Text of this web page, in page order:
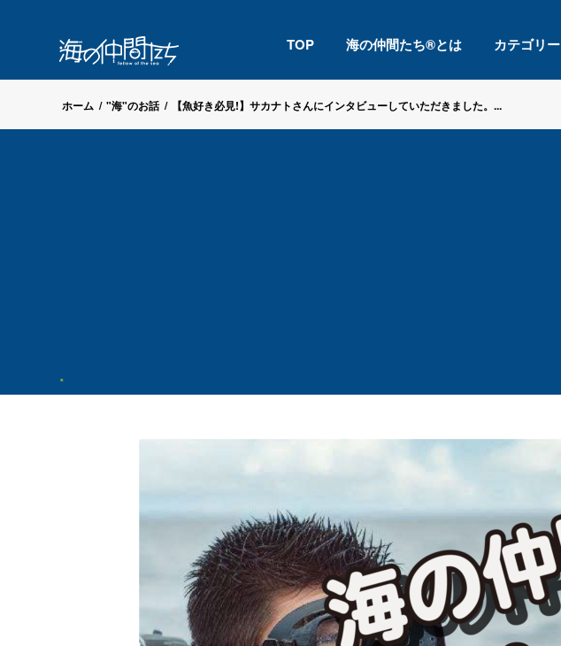
TOP 海の仲間たち®とは カテゴリー
ホーム / "海"のお話 / 【魚好き必見!】サカナトさんにインタビューしていただきました。...